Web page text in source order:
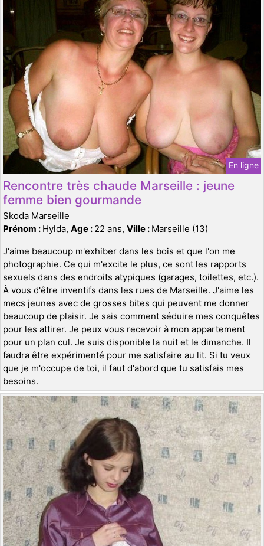
En ligne
Rencontre très chaude Marseille : jeune
femme bien gourmande
Skoda Marseille
Prénom : Hylda, Age : 22 ans, Ville : Marseille (13)
J'aime beaucoup m'exhiber dans les bois et que l'on me
photographie. Ce qui m'excite le plus, ce sont les rapports
sexuels dans des endroits atypiques (garages, toilettes, etc.).
À vous d'être inventifs dans les rues de Marseille. J'aime les
mecs jeunes avec de grosses bites qui peuvent me donner
beaucoup de plaisir. Je sais comment séduire mes conquêtes
pour les attirer. Je peux vous recevoir à mon appartement
pour un plan cul. Je suis disponible la nuit et le dimanche. Il
faudra être expérimenté pour me satisfaire au lit. Si tu veux
que je m'occupe de toi, il faut d'abord que tu satisfais mes
besoins.